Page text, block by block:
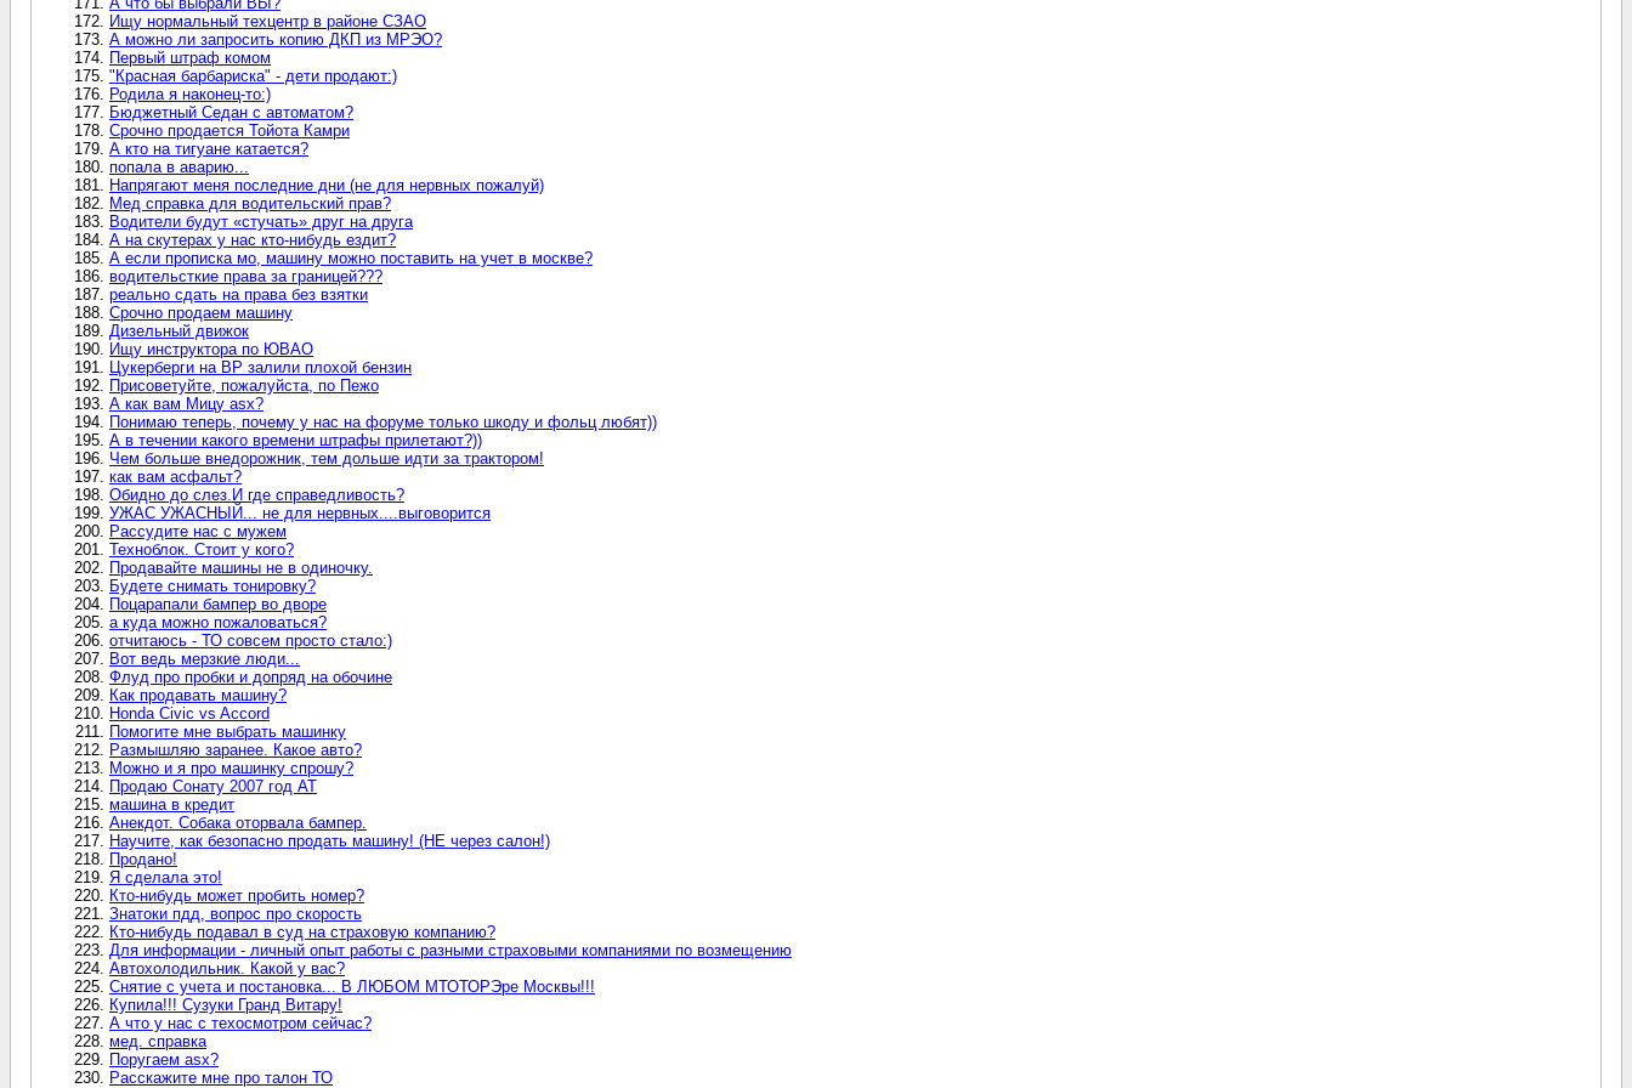
Ищу нормальный техцентр в районе СЗАО
А можно ли запросить копию ДКП из МРЭО?
Первый штраф комом
"Красная барбариска" - дети продают:)
Родила я наконец-то:)
Бюджетный Седан с автоматом?
Срочно продается Тойота Камри
А кто на тигуане катается?
попала в аварию...
Напрягают меня последние дни (не для нервных пожалуй)
Мед справка для водительский прав?
Водители будут «стучать» друг на друга
А на скутерах у нас кто-нибудь ездит?
А если прописка мо, машину можно поставить на учет в москве?
водительсткие права за границей???
реально сдать на права без взятки
Срочно продаем машину
Дизельный движок
Ищу инструктора по ЮВАО
Цукерберги на ВР залили плохой бензин
Присоветуйте, пожалуйста, по Пежо
А как вам Мицу asx?
Понимаю теперь, почему у нас на форуме только шкоду и фольц любят))
А в течении какого времени штрафы прилетают?))
Чем больше внедорожник, тем дольше идти за трактором!
как вам асфальт?
Обидно до слез.И где справедливость?
УЖАС УЖАСНЫЙ... не для нервных....выговорится
Рассудите нас с мужем
Техноблок. Стоит у кого?
Продавайте машины не в одиночку.
Будете снимать тонировку?
Поцарапали бампер во дворе
а куда можно пожаловаться?
отчитаюсь - ТО совсем просто стало:)
Вот ведь мерзкие люди...
Флуд про пробки и допряд на обочине
Как продавать машину?
Ноnda Civic vs Accord
Помогите мне выбрать машинку
Размышляю заранее. Какое авто?
Можно и я про машинку спрошу?
Продаю Сонату 2007 год АТ
машина в кредит
Анекдот. Собака оторвала бампер.
Научите, как безопасно продать машину! (НЕ через салон!)
Продано!
Я сделала это!
Кто-нибудь может пробить номер?
Знатоки пдд, вопрос про скорость
Кто-нибудь подавал в суд на страховую компанию?
Для информации - личный опыт работы с разными страховыми компаниями по возмещению
Автохолодильник. Какой у вас?
Снятие с учета и постановка... В ЛЮБОМ МТОТОРЭре Москвы!!!
Купила!!! Сузуки Гранд Витару!
А что у нас с техосмотром сейчас?
мед. справка
Поругаем asx?
Расскажите мне про талон ТО